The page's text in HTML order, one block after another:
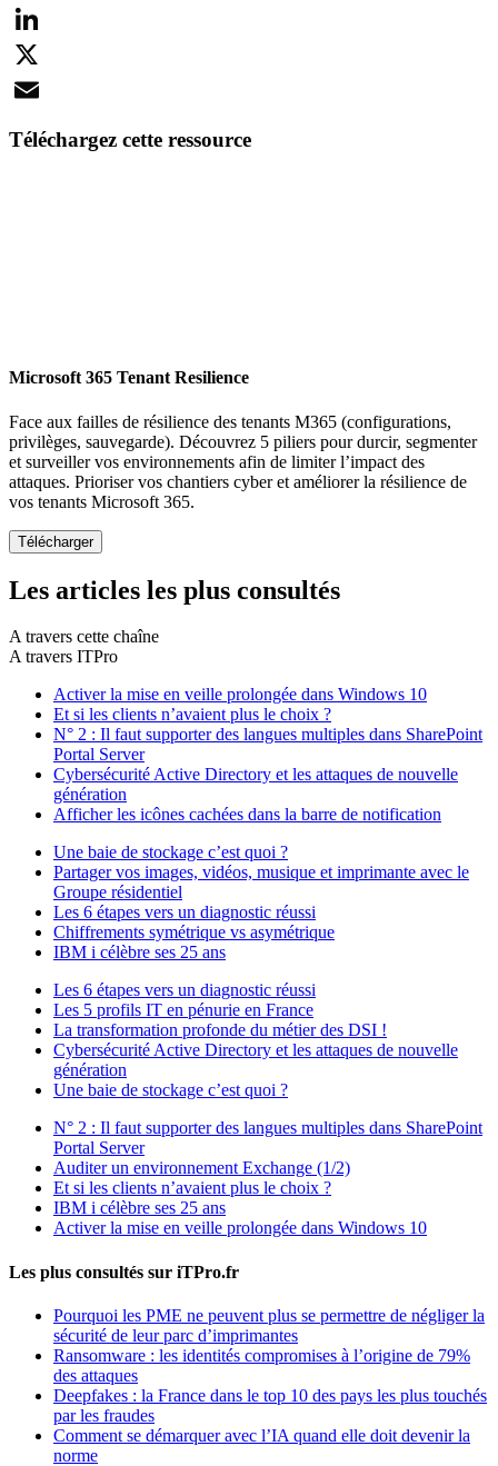
Facebook
LinkedIn
X
Téléchargez cette ressource
Microsoft 365 Tenant Resilience
Face aux failles de résilience des tenants M365 (configurations,
privilèges, sauvegarde). Découvrez 5 piliers pour durcir, segmenter
et surveiller vos environnements afin de limiter l’impact des
attaques. Prioriser vos chantiers cyber et améliorer la résilience de
vos tenants Microsoft 365.
Les articles les plus consultés
A travers cette chaîne
A travers ITPro
Activer la mise en veille prolongée dans Windows 10
Et si les clients n’avaient plus le choix ?
N° 2 : Il faut supporter des langues multiples dans SharePoint
Portal Server
Cybersécurité Active Directory et les attaques de nouvelle
génération
Afficher les icônes cachées dans la barre de notification
Une baie de stockage c’est quoi ?
Partager vos images, vidéos, musique et imprimante avec le
Groupe résidentiel
Les 6 étapes vers un diagnostic réussi
Chiffrements symétrique vs asymétrique
IBM i célèbre ses 25 ans
Les 6 étapes vers un diagnostic réussi
Les 5 profils IT en pénurie en France
La transformation profonde du métier des DSI !
Cybersécurité Active Directory et les attaques de nouvelle
génération
Une baie de stockage c’est quoi ?
N° 2 : Il faut supporter des langues multiples dans SharePoint
Portal Server
Auditer un environnement Exchange (1/2)
Et si les clients n’avaient plus le choix ?
IBM i célèbre ses 25 ans
Activer la mise en veille prolongée dans Windows 10
Les plus consultés sur iTPro.fr
Pourquoi les PME ne peuvent plus se permettre de négliger la
sécurité de leur parc d’imprimantes
Ransomware : les identités compromises à l’origine de 79%
des attaques
Deepfakes : la France dans le top 10 des pays les plus touchés
par les fraudes
Comment se démarquer avec l’IA quand elle doit devenir la
norme